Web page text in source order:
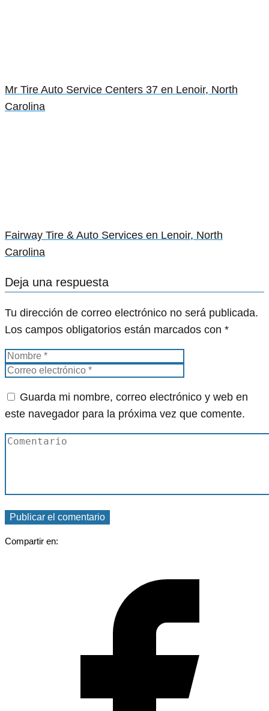
Mr Tire Auto Service Centers 37 en Lenoir, North
Carolina
Fairway Tire & Auto Services en Lenoir, North
Carolina
Deja una respuesta
Tu dirección de correo electrónico no será publicada.
Los campos obligatorios están marcados con *
Guarda mi nombre, correo electrónico y web en
este navegador para la próxima vez que comente.
Compartir en: